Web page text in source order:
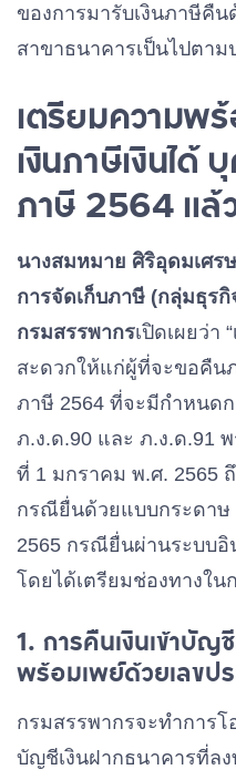
ของการมารับเงินภาษีคืน
สาขาธนาคารเป็นไปตาม
เตรียมความพ
เงินภาษีเงินได้
ภาษี 2564 แล้
นางสมหมาย ศิริอุดมเศ
การจัดเก็บภาษี (กลุ่มธุร
กรมสรรพากรเปิดเผยว่า
สะดวกให้แก่ผู้ที่จะขอคืน
ภาษี 2564 ที่จะมีกำหนด
ภ.ง.ด.90 และ ภ.ง.ด.91
ที่ 1 มกราคม พ.ศ. 2565
กรณียื่นด้วยแบบกระดาษ
2565 กรณียื่นผ่านระบบอิ
โดยได้เตรียมช่องทางใน
1. การคืนเงินเข้าบัญ
พร้อมเพย์ด้วยเลขป
กรมสรรพากรจะทำการ
บัญชีเงินฝากธนาคารที่ล